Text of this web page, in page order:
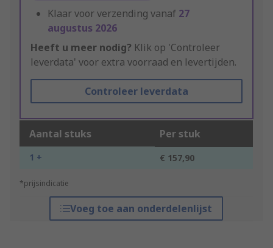
Klaar voor verzending vanaf 27
augustus 2026
Heeft u meer nodig? Klik op 'Controleer
leverdata' voor extra voorraad en levertijden.
Controleer leverdata
Aantal stuks Per stuk
1 + € 157,90
*prijsindicatie
Voeg toe aan onderdelenlijst